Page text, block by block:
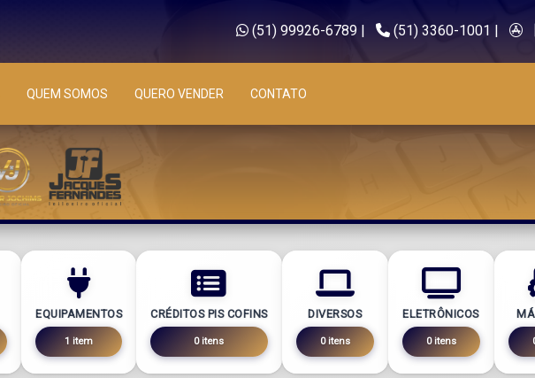
(51) 99926-6789| (51) 3360-1001 |
QUEM SOMOS QUERO VENDER CONTATO
EQUIPAMENTOS
1 item
CRÉDITOS PIS COFINS
0 itens
DIVERSOS
0 itens
ELETRÔNICOS
0 itens